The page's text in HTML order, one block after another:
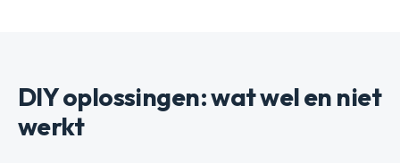
DIY oplossingen: wat wel en niet
werkt